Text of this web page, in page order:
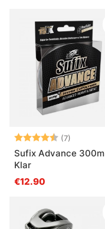
Arvio: (7)
4.9
Sufix Advance 300m
Klar
€12.90